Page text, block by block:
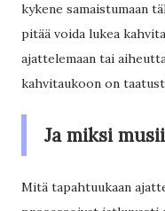
kykene samaistumaan
pitää voida lukea
ajattelemaan tai
kahvitaukoon on
Ja miksi
Mitä tapahtuukaan